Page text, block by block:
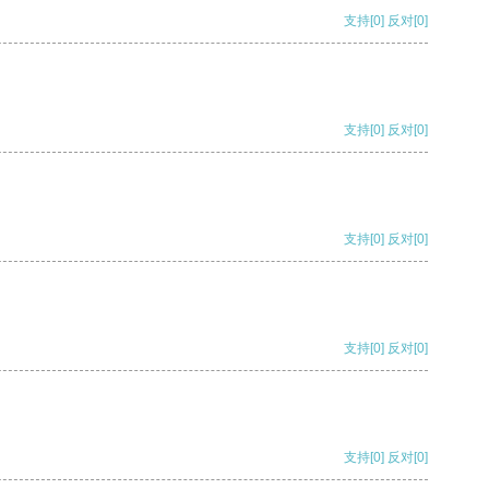
支持[0] 反对[0]
支持[0] 反对[0]
支持[0] 反对[0]
支持[0] 反对[0]
支持[0] 反对[0]